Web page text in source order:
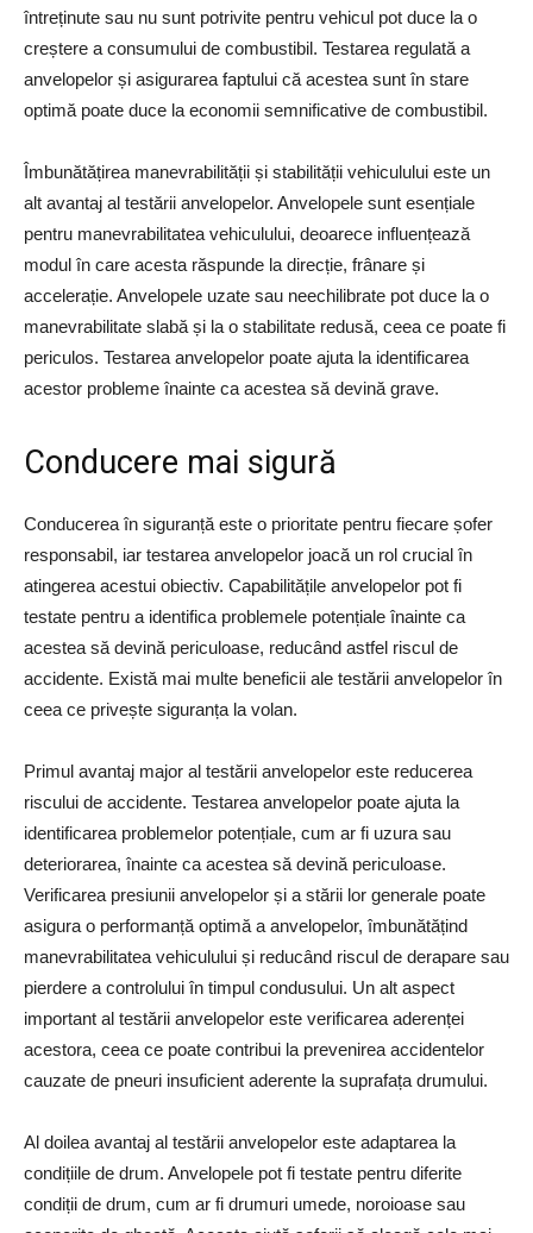
întreținute sau nu sunt potrivite pentru vehicul pot duce la o
creștere a consumului de combustibil. Testarea regulată a
anvelopelor și asigurarea faptului că acestea sunt în stare
optimă poate duce la economii semnificative de combustibil.
Îmbunătățirea manevrabilității și stabilității vehiculului este un
alt avantaj al testării anvelopelor. Anvelopele sunt esențiale
pentru manevrabilitatea vehiculului, deoarece influențează
modul în care acesta răspunde la direcție, frânare și
accelerație. Anvelopele uzate sau neechilibrate pot duce la o
manevrabilitate slabă și la o stabilitate redusă, ceea ce poate fi
periculos. Testarea anvelopelor poate ajuta la identificarea
acestor probleme înainte ca acestea să devină grave.
Conducere mai sigură
Conducerea în siguranță este o prioritate pentru fiecare șofer
responsabil, iar testarea anvelopelor joacă un rol crucial în
atingerea acestui obiectiv. Capabilitățile anvelopelor pot fi
testate pentru a identifica problemele potențiale înainte ca
acestea să devină periculoase, reducând astfel riscul de
accidente. Există mai multe beneficii ale testării anvelopelor în
ceea ce privește siguranța la volan.
Primul avantaj major al testării anvelopelor este reducerea
riscului de accidente. Testarea anvelopelor poate ajuta la
identificarea problemelor potențiale, cum ar fi uzura sau
deteriorarea, înainte ca acestea să devină periculoase.
Verificarea presiunii anvelopelor și a stării lor generale poate
asigura o performanță optimă a anvelopelor, îmbunătățind
manevrabilitatea vehiculului și reducând riscul de derapare sau
pierdere a controlului în timpul condusului. Un alt aspect
important al testării anvelopelor este verificarea aderenței
acestora, ceea ce poate contribui la prevenirea accidentelor
cauzate de pneuri insuficient aderente la suprafața drumului.
Al doilea avantaj al testării anvelopelor este adaptarea la
condițiile de drum. Anvelopele pot fi testate pentru diferite
condiții de drum, cum ar fi drumuri umede, noroioase sau